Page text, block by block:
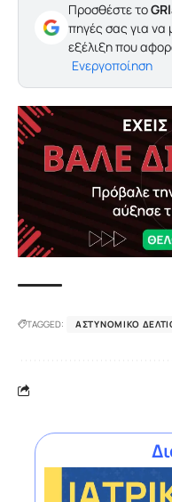
Προσθέστε το
πηγές σας για να
εξέλιξη που
Ενεργοποίηση
TAGGED: ΑΣΤΥΝΟΜΙΚΌ